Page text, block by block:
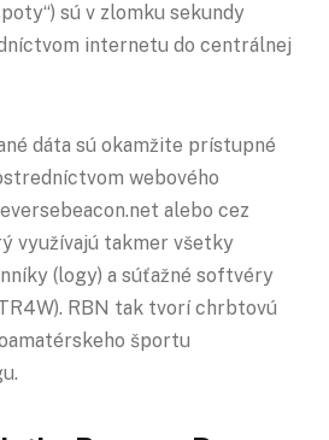
sú v zlomku sekundy
internetu do centrálnej
dáta sú okamžite prístupné
webového
alebo cez
využívajú takmer všetky
(logy) a súťažné softvéry
RBN tak tvorí chrbtovú
športu